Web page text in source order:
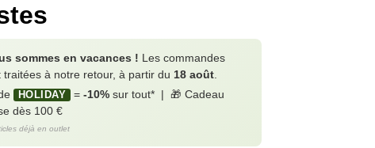
sommes en vacances ! Les commandes
traitées à notre retour, à partir du 18 août.
HOLIDAY =-10% sur tout* | 🎁 Cadeau
dès 100 €
déjà en outlet